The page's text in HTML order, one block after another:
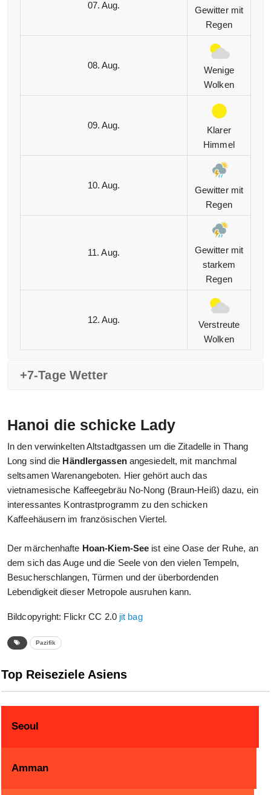
07. Aug.
Gewitter mit
Regen
08. Aug.
Wenige
Wolken
09. Aug.
Klarer
Himmel
10. Aug.
Gewitter mit
Regen
11. Aug.
Gewitter mit
starkem
Regen
12. Aug.
Verstreute
Wolken
+7-Tage Wetter
Hanoi die schicke Lady
In den verwinkelten Altstadtgassen um die Zitadelle in Thang
Long sind die Händlergassenangesiedelt, mit manchmal
seltsamen Warenangeboten. Hier gehört auch das
vietnamesische Kaffeegebräu No-Nong (Braun-Heiß) dazu, ein
interessantes Kontrastprogramm zu den schicken
Kaffeehäusern im französischen Viertel.
Der märchenhafte Hoan-Kiem-See ist eine Oase der Ruhe, an
dem sich das Auge und die Seele von den vielen Tempeln,
Besucherschlangen, Türmen und der überbordenden
Lebendigkeit dieser Metropole ausruhen kann.
Bildcopyright: Flickr CC 2.0 jit bag
Pazifik
Top Reiseziele Asiens
Seoul
Amman